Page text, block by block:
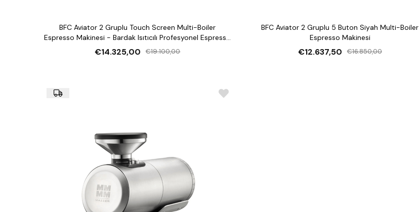
BFC Aviator 2 Gruplu Touch Screen Multi-Boiler
Espresso Makinesi - Bardak Isıtıcılı Profesyonel Espresso
Makinesi
€14.325,00 €19.100,00
BFC Aviator 2 Gruplu 5 Buton Siyah Multi-Boiler
Espresso Makinesi
€12.637,50 €16.850,00